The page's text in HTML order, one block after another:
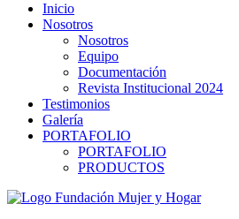
Inicio
Nosotros
Nosotros
Equipo
Documentación
Revista Institucional 2024
Testimonios
Galería
PORTAFOLIO
PORTAFOLIO
PRODUCTOS